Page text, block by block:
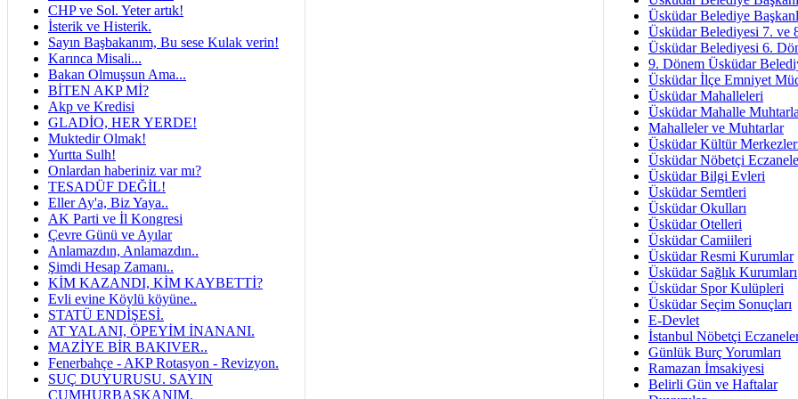
CHP ve Sol. Yeter artık!
İsterik ve Histerik.
Sayın Başbakanım, Bu sese Kulak verin!
Karınca Misali...
Bakan Olmuşsun Ama...
BİTEN AKP Mİ?
Akp ve Kredisi
GLADİO, HER YERDE!
Muktedir Olmak!
Yurtta Sulh!
Onlardan haberiniz var mı?
TESADÜF DEĞİL!
Eller Ay'a, Biz Yaya..
AK Parti ve İl Kongresi
Çevre Günü ve Ayılar
Anlamazdın, Anlamazdın..
Şimdi Hesap Zamanı..
KİM KAZANDI, KİM KAYBETTİ?
Evli evine Köylü köyüne..
STATÜ ENDİŞESİ.
AT YALANI, ÖPEYİM İNANANI.
MAZİYE BİR BAKIVER..
Fenerbahçe - AKP Rotasyon - Revizyon.
SUÇ DUYURUSU. SAYIN
CUMHURBAŞKANIM,
Av.
İmar Sorunlarının Genel
Arakan
Bayramın
Ruhsal
Üsküdar
Üsküdar Belediye
Üsküdar Belediyesi 7. ve
Üsküdar Belediyesi 6.
9. Dönem Üsküdar
Üsküdar İlçe Emniyet
Üsküdar Mahalleleri
Üsküdar Mahalle
Mahalleler ve Muhtarlar
Üsküdar Kültür
Üsküdar Nöbetçi
Üsküdar Bilgi Evleri
Üsküdar Semtleri
Üsküdar Okulları
Üsküdar Otelleri
Üsküdar Camiileri
Üsküdar Resmi Kurumlar
Üsküdar Sağlık Kurumları
Üsküdar Spor Kulüpleri
Üsküdar Seçim Sonuçları
E-Devlet
İstanbul Nöbetçi
Günlük Burç Yorumları
Ramazan İmsakiyesi
Belirli Gün ve Haftalar